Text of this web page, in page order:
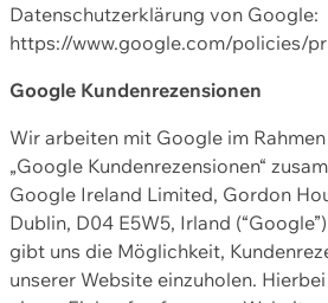
Datenschutzerklärung von Google:
https://www.google.com/policies/
Google Kundenrezensionen
Wir arbeiten mit Google im
„Google Kundenrezensionen“
Google Ireland Limited, Gordon
Dublin, D04 E5W5, Irland
gibt uns die Möglichkeit,
unserer Website einzuholen.